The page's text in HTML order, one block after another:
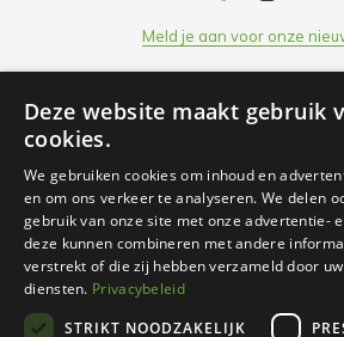
Meld je aan voor onze
Klantenservice
Openingsuren
Informatie
Deze website maakt gebruik
cookies.
We gebruiken cookies om inhoud en
en om ons verkeer te analyseren. We delen
gebruik van onze site met onze advertentie-
deze kunnen combineren met andere
verstrekt of die zij hebben verzameld door
diensten. Privacybeleid
STRIKT NOODZAKELIJK